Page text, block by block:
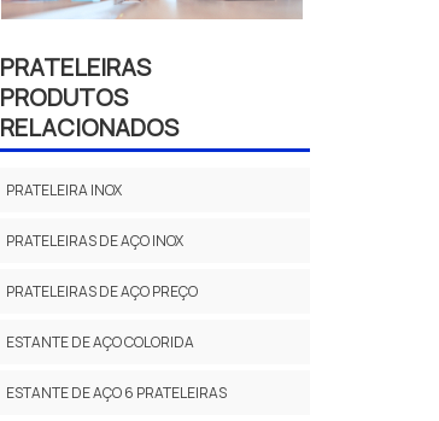
PRATELEIRAS
PRODUTOS
RELACIONADOS
PRATELEIRA INOX
PRATELEIRAS DE AÇO INOX
PRATELEIRAS DE AÇO PREÇO
ESTANTE DE AÇO COLORIDA
ESTANTE DE AÇO 6 PRATELEIRAS